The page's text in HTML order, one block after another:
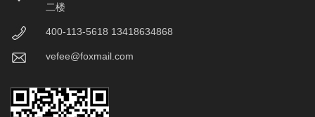
二楼
400-113-5618 13418634868
vefee@foxmail.com